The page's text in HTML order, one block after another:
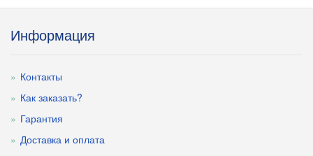
Информация
Контакты
Как заказать?
Гарантия
Доставка и оплата